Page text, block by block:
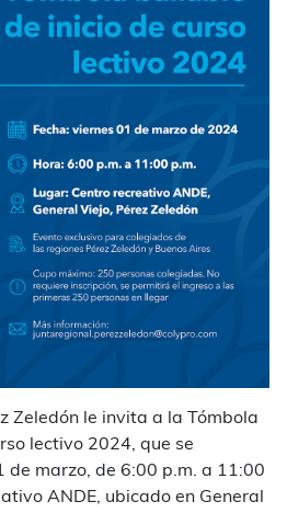
Zeledón le invita a la Tómbola
lectivo 2024, que se
de marzo, de 6:00 p.m. a 11:00
ANDE, ubicado en General